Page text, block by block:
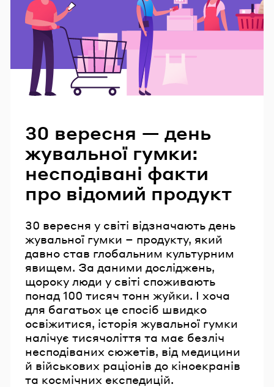
30 вересня — день
жувальної гумки:
несподівані факти
про відомий продукт
30 вересня у світі відзначають день
жувальної гумки – продукту, який
давно став глобальним культурним
явищем. За даними досліджень,
щороку люди у світі споживають
понад 100 тисяч тонн жуйки. І хоча
для багатьох це спосіб швидко
освіжитися, історія жувальної гумки
налічує тисячоліття та має безліч
несподіваних сюжетів, від медицини
й військових раціонів до кіноекранів
та космічних експедицій.